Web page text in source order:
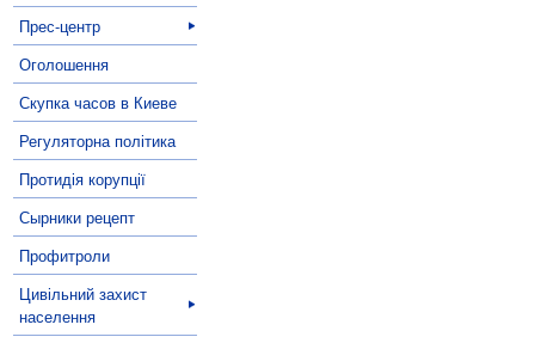
Прес-центр
Оголошення
Скупка часов в Киеве
Регуляторна політика
Протидія корупції
Сырники рецепт
Профитроли
Цивільний захист
населення